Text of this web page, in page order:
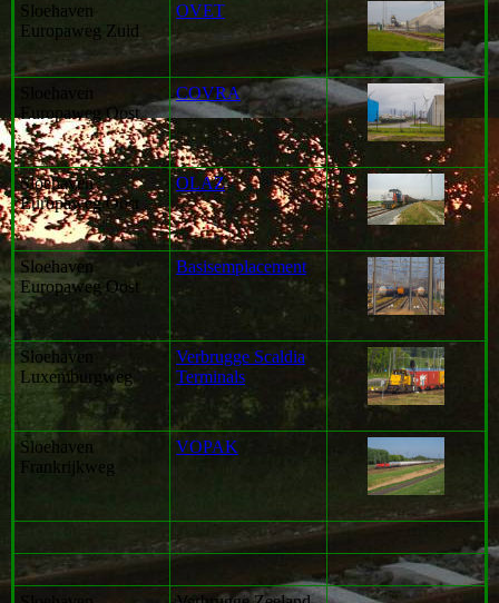
Sloehaven
Europaweg Zuid
OVET
Sloehaven
Europaweg Oost
COVRA
Sloehaven
Europaweg Oost
OLAZ
Sloehaven
Europaweg Oost
Basisemplacement
Sloehaven
Luxemburgweg
Verbrugge Scaldia
Terminals
Sloehaven
Frankrijkweg
VOPAK